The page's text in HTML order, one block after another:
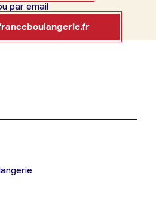
Boulangerie
09
par email